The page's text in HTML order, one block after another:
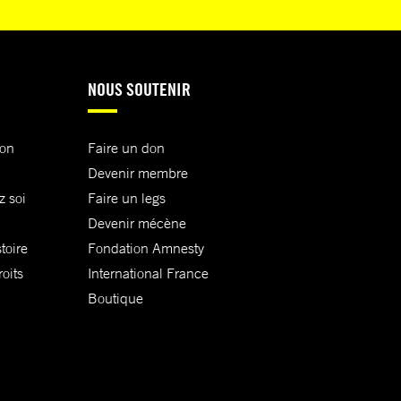
soi
NOUS SOUTENIR
Faire un don
Devenir membre
Faire un legs
Devenir mécène
Fondation Amnesty
International France
Boutique